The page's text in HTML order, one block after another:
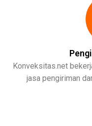
Konveksitas.net
jasa pengiriman